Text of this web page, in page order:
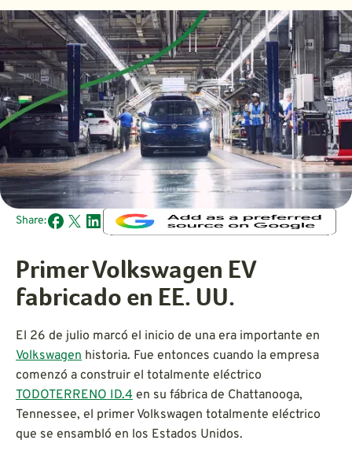
Share:
Primer Volkswagen EV
fabricado en EE. UU.
El 26 de julio marcó el inicio de una era importante en
Volkswagen historia. Fue entonces cuando la empresa
comenzó a construir el totalmente eléctrico
TODOTERRENO ID.4 en su fábrica de Chattanooga,
Tennessee, el primer Volkswagen totalmente eléctrico
que se ensambló en los Estados Unidos.